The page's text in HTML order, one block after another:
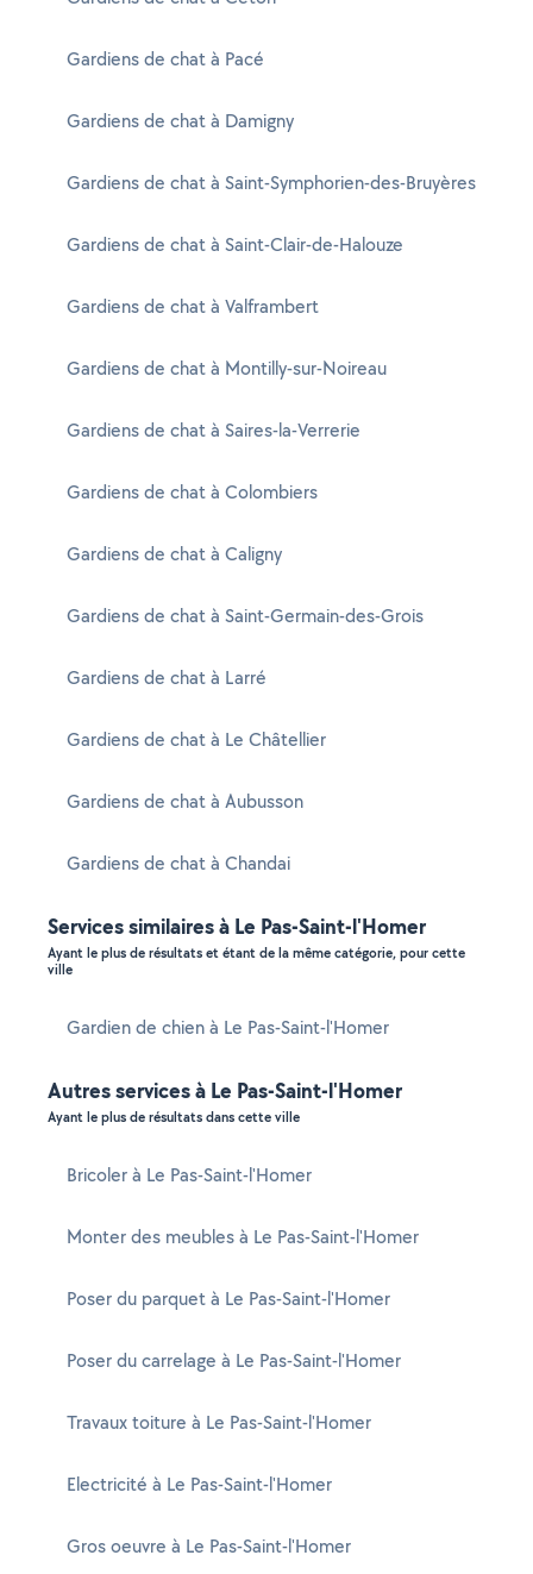
Gardiens de chat à Pacé
Gardiens de chat à Damigny
Gardiens de chat à Saint-Symphorien-des-Bruyères
Gardiens de chat à Saint-Clair-de-Halouze
Gardiens de chat à Valframbert
Gardiens de chat à Montilly-sur-Noireau
Gardiens de chat à Saires-la-Verrerie
Gardiens de chat à Colombiers
Gardiens de chat à Caligny
Gardiens de chat à Saint-Germain-des-Grois
Gardiens de chat à Larré
Gardiens de chat à Le Châtellier
Gardiens de chat à Aubusson
Gardiens de chat à Chandai
Services similaires à Le Pas-Saint-l'Homer
Ayant le plus de résultats et étant de la même catégorie, pour cette
ville
Gardien de chien à Le Pas-Saint-l'Homer
Autres services à Le Pas-Saint-l'Homer
Ayant le plus de résultats dans cette ville
Bricoler à Le Pas-Saint-l'Homer
Monter des meubles à Le Pas-Saint-l'Homer
Poser du parquet à Le Pas-Saint-l'Homer
Poser du carrelage à Le Pas-Saint-l'Homer
Travaux toiture à Le Pas-Saint-l'Homer
Electricité à Le Pas-Saint-l'Homer
Gros oeuvre à Le Pas-Saint-l'Homer